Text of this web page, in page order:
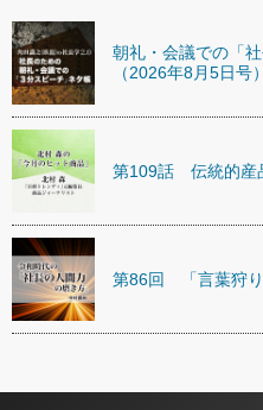
朝礼・会議での「
（2026年8月5日号）
第109話 伝統的産
第86回 「言葉狩り